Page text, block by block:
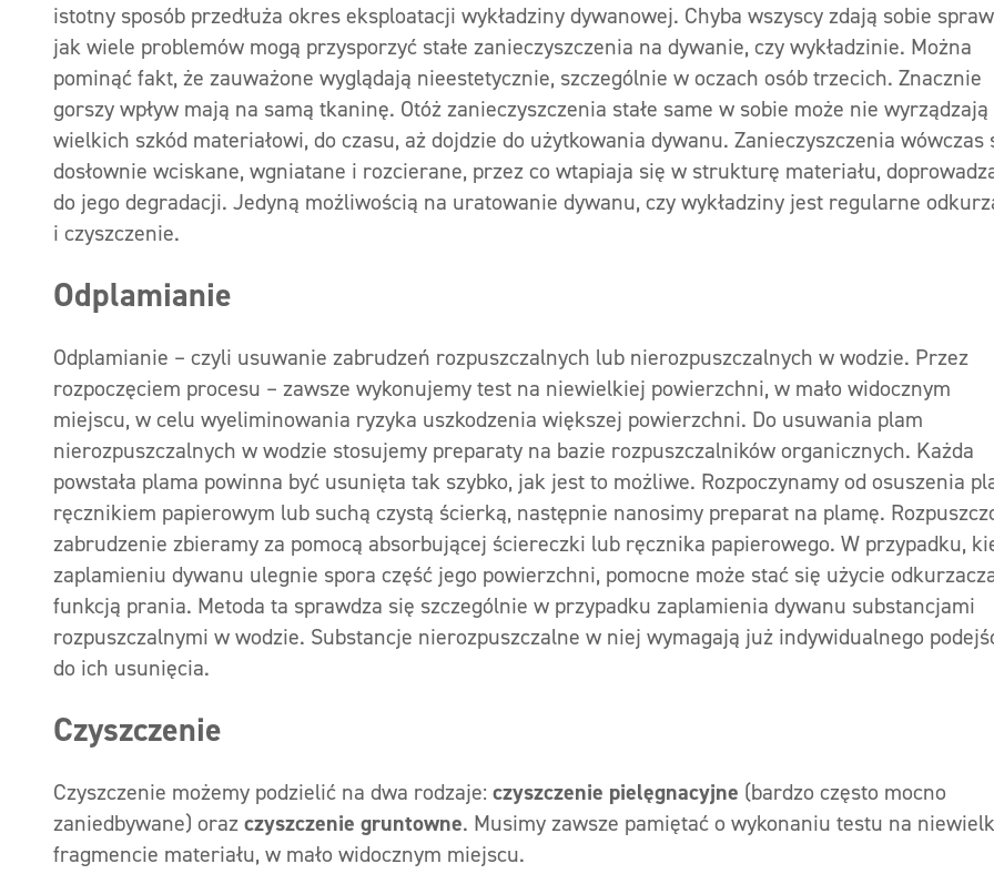
istotny sposób przedłuża okres eksploatacji wykładziny dywanowej. Chyba wszyscy zdają sobie
jak wiele problemów mogą przysporzyć stałe zanieczyszczenia na dywanie, czy wykładzinie. Można
pominąć fakt, że zauważone wyglądają nieestetycznie, szczególnie w oczach osób trzecich. Znacznie
gorszy wpływ mają na samą tkaninę. Otóż zanieczyszczenia stałe same w sobie może nie wyrządzają
wielkich szkód materiałowi, do czasu, aż dojdzie do użytkowania dywanu. Zanieczyszczenia wówczas
dosłownie wciskane, wgniatane i rozcierane, przez co wtapiaja się w strukturę materiału,
do jego degradacji. Jedyną możliwością na uratowanie dywanu, czy wykładziny jest regularne
i czyszczenie.
Odplamianie
Odplamianie – czyli usuwanie zabrudzeń rozpuszczalnych lub nierozpuszczalnych w wodzie. Przez
rozpoczęciem procesu – zawsze wykonujemy test na niewielkiej powierzchni, w mało widocznym
miejscu, w celu wyeliminowania ryzyka uszkodzenia większej powierzchni. Do usuwania plam
nierozpuszczalnych w wodzie stosujemy preparaty na bazie rozpuszczalników organicznych. Każda
powstała plama powinna być usunięta tak szybko, jak jest to możliwe. Rozpoczynamy od osuszenia
ręcznikiem papierowym lub suchą czystą ścierką, następnie nanosimy preparat na plamę.
zabrudzenie zbieramy za pomocą absorbującej ściereczki lub ręcznika papierowego. W przypadku,
zaplamieniu dywanu ulegnie spora część jego powierzchni, pomocne może stać się użycie
funkcją prania. Metoda ta sprawdza się szczególnie w przypadku zaplamienia dywanu substancjami
rozpuszczalnymi w wodzie. Substancje nierozpuszczalne w niej wymagają już indywidualnego
do ich usunięcia.
Czyszczenie
Czyszczenie możemy podzielić na dwa rodzaje: czyszczenie pielęgnacyjne (bardzo często mocno
zaniedbywane) orazczyszczenie gruntowne. Musimy zawsze pamiętać o wykonaniu testu na
fragmencie materiału, w mało widocznym miejscu.